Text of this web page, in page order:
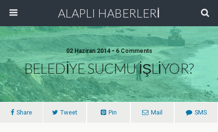
ALAPLI HABERLERİ
02 Haziran 2014 • 6 Comments
BELEDİYE SUCMU İŞLİYOR?
Share Tweet Pin Mail SMS